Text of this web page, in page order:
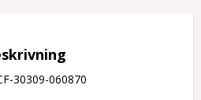
30309-060870